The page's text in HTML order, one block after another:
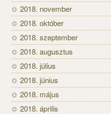
2018. november
2018. október
2018. szeptember
2018. augusztus
2018. július
2018. június
2018. május
2018. április